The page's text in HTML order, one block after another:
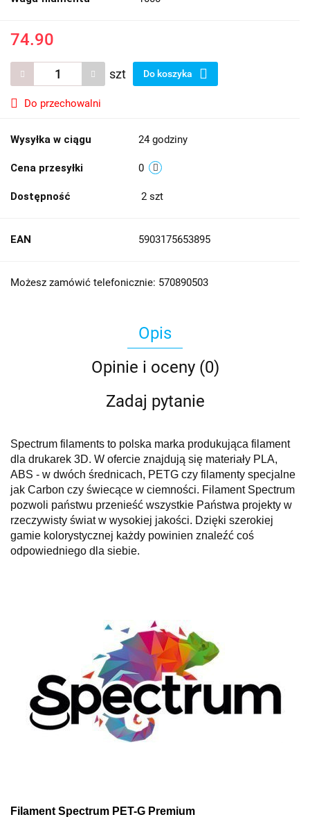
74.90
szt Do koszyka
Do przechowalni
Wysyłka w ciągu 24 godziny
Cena przesyłki 0
Dostępność 2 szt
EAN 5903175653895
Możesz zamówić telefonicznie: 570890503
Opis
Opinie i oceny (0)
Zadaj pytanie
Spectrum filaments to polska marka produkująca filament
dla drukarek 3D. W ofercie znajdują się materiały PLA,
ABS - w dwóch średnicach, PETG czy filamenty specjalne
jak Carbon czy świecące w ciemności. Filament Spectrum
pozwoli państwu przenieść wszystkie Państwa projekty w
rzeczywisty świat w wysokiej jakości. Dzięki szerokiej
gamie kolorystycznej każdy powinien znaleźć coś
odpowiedniego dla siebie.
Filament Spectrum PET-G Premium